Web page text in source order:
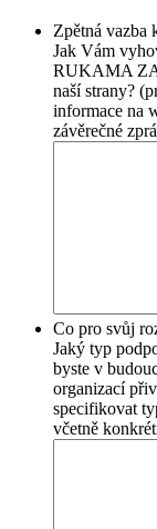
Zpětná vazba
Jak Vám
RUKAMA ZA
naší strany?
informace na
závěrečné
Co pro svůj
Jaký typ
byste v
organizací
specifikovat
včetně